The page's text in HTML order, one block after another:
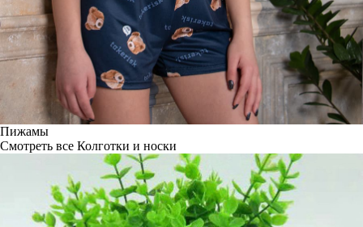
Пижамы
Смотреть все Колготки и носки